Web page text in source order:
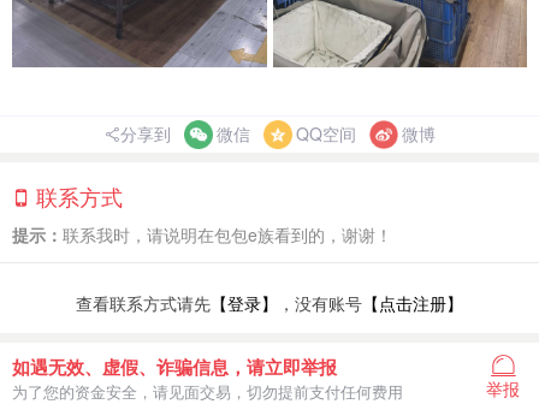
分享到 微信 QQ空间 微博
联系方式
提示： 联系我时，请说明在包包e族看到的，谢谢！
查看联系方式请先 【登录】 ，没有账号 【点击注册】
如遇无效、虚假、诈骗信息，请立即举报
为了您的资金安全，请见面交易，切勿提前支付任何费用 举报